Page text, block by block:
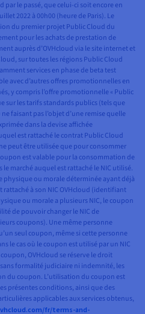
par le passé, que celui-ci soit encore en
2022 à 00h00 (heure de Paris). Le
du premier projet Public Cloud du
pour les achats de prestation de
auprès d’OVHcloud via le site internet et
sur toutes les régions Public Cloud
services en phase de beta test
avec d’autres offres promotionnelles en
y compris l’offre promotionnelle « Public
sur les tarifs standards publics (tels que
faisant pas l’objet d’une remise quelle
dans la devise affichée
est rattaché le contrat Public Cloud
peut être utilisée que pour consommer
est valable pour la consommation de
marché auquel est rattaché le NIC utilisé.
physique ou morale déterminée ayant déjà
rattaché à son NIC OVHcloud (identifiant
ou morale a plusieurs NIC, le coupon
de pouvoir changer le NIC de
coupons). Une même personne
seul coupon, même si cette personne
le cas où le coupon est utilisé par un NIC
OVHcloud se réserve le droit
formalité judiciaire ni indemnité, les
du coupon. L’utilisation du coupon est
présentes conditions, ainsi que des
applicables aux services obtenus,
fr/terms-and-